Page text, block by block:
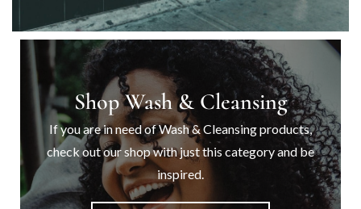
Shop Wash & Cleansing
If you are in need of Wash & Cleansing products,
check out our shop with just this category and be
inspired.